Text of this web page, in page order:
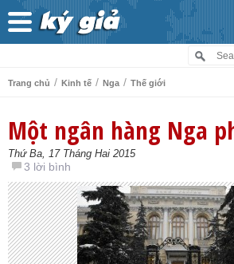
Trang chủ / Kinh tế / Nga / Thế giới
Một ngân hàng Nga
Thứ Ba, 17 Tháng Hai 2015
3 lời bình